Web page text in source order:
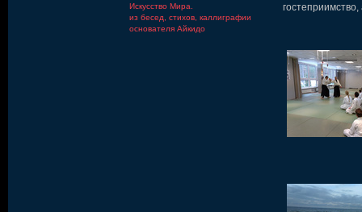
Искусство Мира.
из бесед, стихов, каллиграфии
основателя Айкидо